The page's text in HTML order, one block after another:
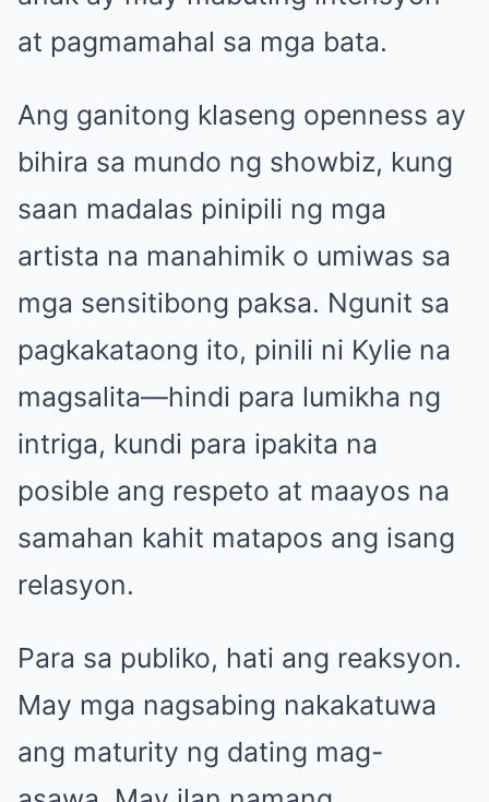
at pagmamahal sa mga bata.
Ang ganitong klaseng openness ay
bihira sa mundo ng showbiz, kung
saan madalas pinipili ng mga
artista na manahimik o umiwas sa
mga sensitibong paksa. Ngunit sa
pagkakataong ito, pinili ni Kylie na
magsalita—hindi para lumikha ng
intriga, kundi para ipakita na
posible ang respeto at maayos na
samahan kahit matapos ang isang
relasyon.
Para sa publiko, hati ang reaksyon.
May mga nagsabing nakakatuwa
ang maturity ng dating mag-